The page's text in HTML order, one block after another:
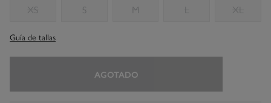
XS S M L XL
Guía de tallas
AGOTADO